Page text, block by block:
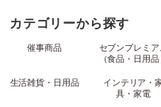
カテゴリーから探す
催事商品
セブンプレミア
（食品・日用品
生活雑貨・日用品
インテリア・
具・家電